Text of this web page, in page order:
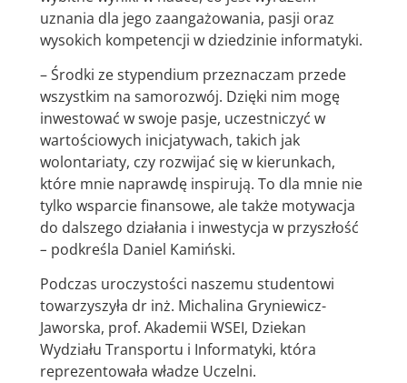
uznania dla jego zaangażowania, pasji oraz
wysokich kompetencji w dziedzinie informatyki.
– Środki ze stypendium przeznaczam przede
wszystkim na samorozwój. Dzięki nim mogę
inwestować w swoje pasje, uczestniczyć w
wartościowych inicjatywach, takich jak
wolontariaty, czy rozwijać się w kierunkach,
które mnie naprawdę inspirują. To dla mnie nie
tylko wsparcie finansowe, ale także motywacja
do dalszego działania i inwestycja w przyszłość
– podkreśla Daniel Kamiński.
Podczas uroczystości naszemu studentowi
towarzyszyła dr inż. Michalina Gryniewicz-
Jaworska, prof. Akademii WSEI, Dziekan
Wydziału Transportu i Informatyki, która
reprezentowała władze Uczelni.